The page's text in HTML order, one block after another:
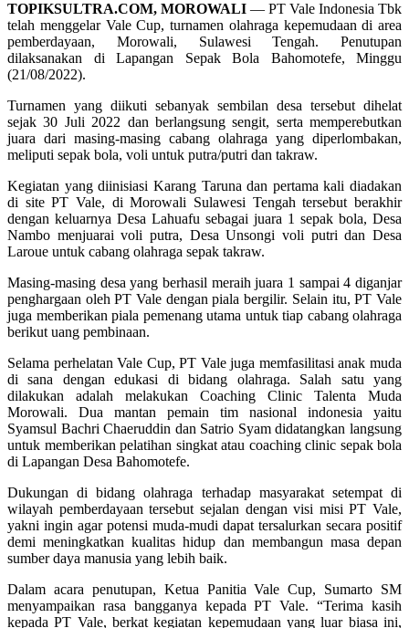
TOPIKSULTRA.COM, MOROWALI — PT Vale Indonesia Tbk
telah menggelar Vale Cup, turnamen olahraga kepemudaan di area
pemberdayaan, Morowali, Sulawesi Tengah. Penutupan
dilaksanakan di Lapangan Sepak Bola Bahomotefe, Minggu
(21/08/2022).
Turnamen yang diikuti sebanyak sembilan desa tersebut dihelat
sejak 30 Juli 2022 dan berlangsung sengit, serta memperebutkan
juara dari masing-masing cabang olahraga yang diperlombakan,
meliputi sepak bola, voli untuk putra/putri dan takraw.
Kegiatan yang diinisiasi Karang Taruna dan pertama kali diadakan
di site PT Vale, di Morowali Sulawesi Tengah tersebut berakhir
dengan keluarnya Desa Lahuafu sebagai juara 1 sepak bola, Desa
Nambo menjuarai voli putra, Desa Unsongi voli putri dan Desa
Laroue untuk cabang olahraga sepak takraw.
Masing-masing desa yang berhasil meraih juara 1 sampai 4 diganjar
penghargaan oleh PT Vale dengan piala bergilir. Selain itu, PT Vale
juga memberikan piala pemenang utama untuk tiap cabang olahraga
berikut uang pembinaan.
Selama perhelatan Vale Cup, PT Vale juga memfasilitasi anak muda
di sana dengan edukasi di bidang olahraga. Salah satu yang
dilakukan adalah melakukan Coaching Clinic Talenta Muda
Morowali. Dua mantan pemain tim nasional indonesia yaitu
Syamsul Bachri Chaeruddin dan Satrio Syam didatangkan langsung
untuk memberikan pelatihan singkat atau coaching clinic sepak bola
di Lapangan Desa Bahomotefe.
Dukungan di bidang olahraga terhadap masyarakat setempat di
wilayah pemberdayaan tersebut sejalan dengan visi misi PT Vale,
yakni ingin agar potensi muda-mudi dapat tersalurkan secara positif
demi meningkatkan kualitas hidup dan membangun masa depan
sumber daya manusia yang lebih baik.
Dalam acara penutupan, Ketua Panitia Vale Cup, Sumarto SM
menyampaikan rasa bangganya kepada PT Vale. “Terima kasih
kepada PT Vale, berkat kegiatan kepemudaan yang luar biasa ini,